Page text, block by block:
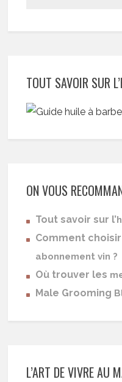
TOUT SAVOIR SUR
ON VOUS
Tout savoir sur l’
Comment
abonnement vin ?
Où trouver les
Male Grooming
L’ART DE VIVRE AU